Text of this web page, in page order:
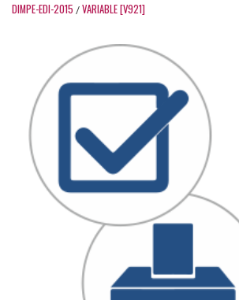
DIMPE-EDI-2015 / VARIABLE [V921]